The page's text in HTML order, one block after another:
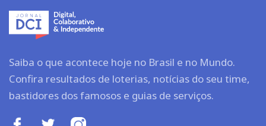
Saiba o que acontece hoje no Brasil e no Mundo.
Confira resultados de loterias, notícias do seu time,
bastidores dos famosos e guias de serviços.